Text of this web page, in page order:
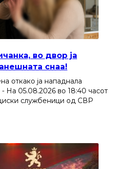
во двор ја
снаа!
откако ја нападнала
На 05.08.2026 во 18:40 часот
службеници од СВР